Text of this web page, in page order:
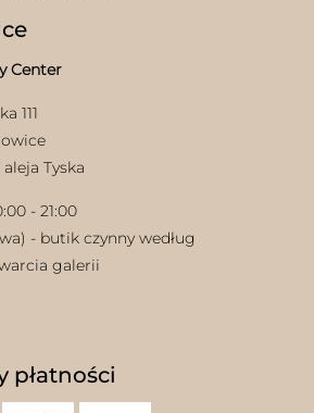
Center
111
Tyska
- 21:00
- butik czynny według
otwarcia galerii
płatności